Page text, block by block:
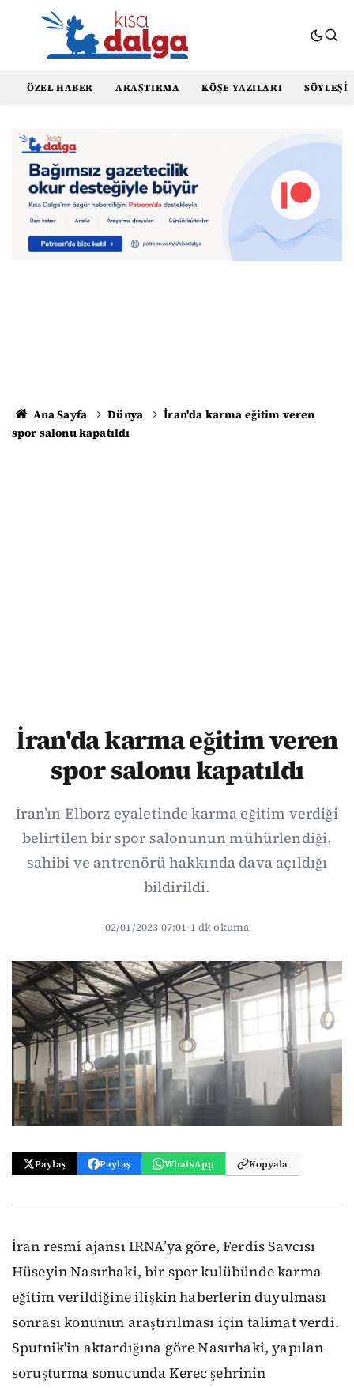
ÖZEL HABER ARAŞTIRMA KÖŞE YAZILARI SÖYLEŞI
Ana Sayfa Dünya
İran'da karma eğitim veren
spor salonu kapatıldı
İran'da karma eğitim veren
spor salonu kapatıldı
İran’ın Elborz eyaletinde karma eğitim verdiği
belirtilen bir spor salonunun mühürlendiği,
sahibi ve antrenörü hakkında dava açıldığı
bildirildi.
02/01/2023 07:01·1 dk okuma
Paylaş Paylaş WhatsApp Kopyala
İran resmi ajansı IRNA’ya göre, Ferdis Savcısı
Hüseyin Nasırhaki, bir spor kulübünde karma
eğitim verildiğine ilişkin haberlerin duyulması
sonrası konunun araştırılması için talimat verdi.
Sputnik'in aktardığına göre Nasırhaki, yapılan
soruşturma sonucunda Kerec şehrinin